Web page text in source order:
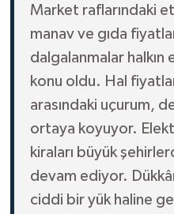
Market raflarındaki
manav ve gıda
dalgalanmalar
konu oldu. Hal
arasındaki uçurum,
ortaya koyuyor.
kiraları büyük
devam ediyor.
ciddi bir yük haline